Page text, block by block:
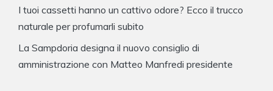
I tuoi cassetti hanno un cattivo odore? Ecco il trucco
naturale per profumarli subito
La Sampdoria designa il nuovo consiglio di
amministrazione con Matteo Manfredi presidente